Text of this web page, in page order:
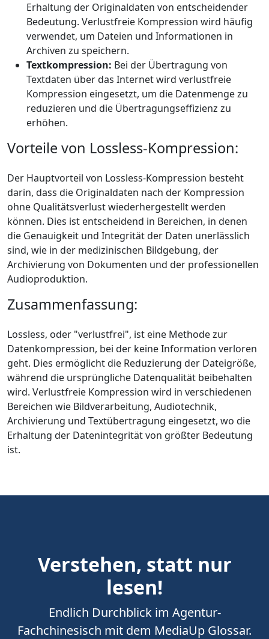
Erhaltung der Originaldaten von entscheidender
Bedeutung. Verlustfreie Kompression wird häufig
verwendet, um Dateien und Informationen in
Archiven zu speichern.
Textkompression: Bei der Übertragung von
Textdaten über das Internet wird verlustfreie
Kompression eingesetzt, um die Datenmenge zu
reduzieren und die Übertragungseffizienz zu
erhöhen.
Vorteile von Lossless-Kompression:
Der Hauptvorteil von Lossless-Kompression besteht
darin, dass die Originaldaten nach der Kompression
ohne Qualitätsverlust wiederhergestellt werden
können. Dies ist entscheidend in Bereichen, in denen
die Genauigkeit und Integrität der Daten unerlässlich
sind, wie in der medizinischen Bildgebung, der
Archivierung von Dokumenten und der professionellen
Audioproduktion.
Zusammenfassung:
Lossless, oder "verlustfrei", ist eine Methode zur
Datenkompression, bei der keine Information verloren
geht. Dies ermöglicht die Reduzierung der Dateigröße,
während die ursprüngliche Datenqualität beibehalten
wird. Verlustfreie Kompression wird in verschiedenen
Bereichen wie Bildverarbeitung, Audiotechnik,
Archivierung und Textübertragung eingesetzt, wo die
Erhaltung der Datenintegrität von größter Bedeutung
ist.
Verstehen, statt nur
lesen!
Endlich Durchblick im Agentur-
Fachchinesisch mit dem MediaUp Glossar.